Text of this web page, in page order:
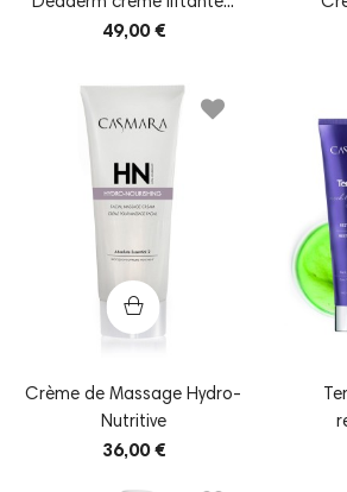
49,00 €
Crème de Massage Hydro-
Nutritive
36,00 €